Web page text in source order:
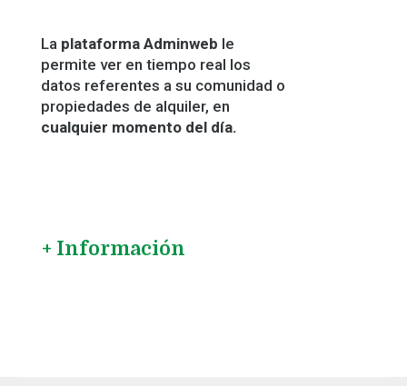
La plataforma Adminweb le
permite ver en tiempo real los
datos referentes a su comunidad o
propiedades de alquiler, en
cualquier momento del día.
+ Información